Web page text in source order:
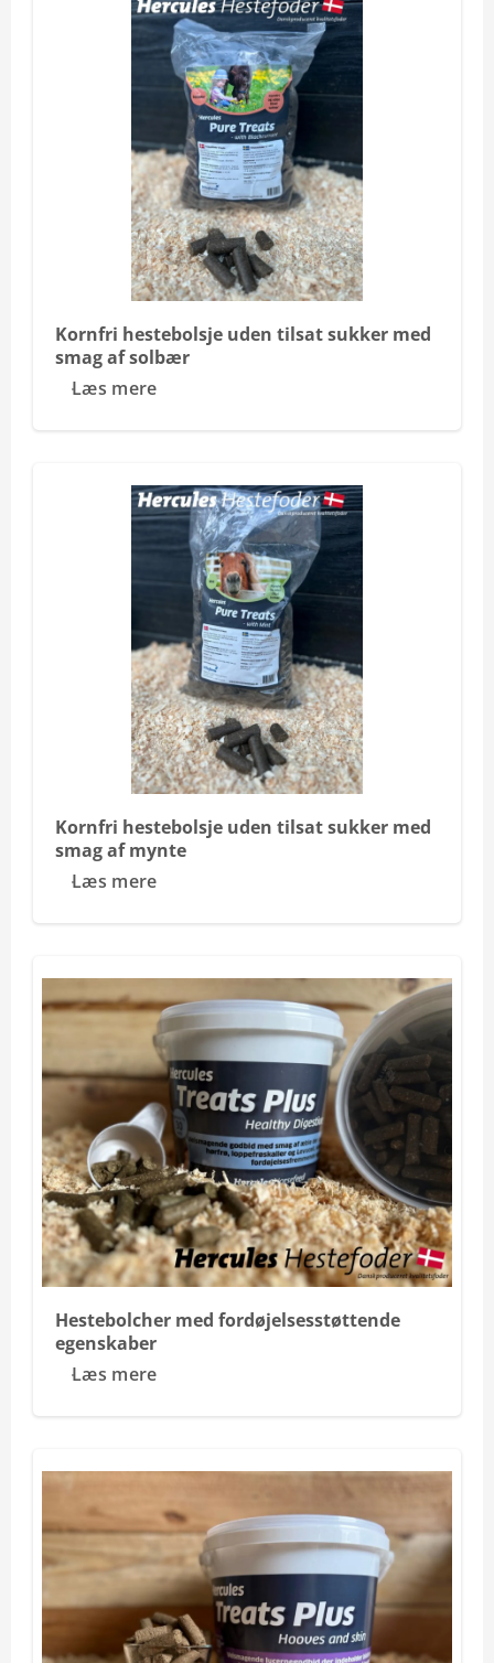
Kornfri hestebolsje uden tilsat sukker med
smag af solbær
Læs mere
Kornfri hestebolsje uden tilsat sukker med
smag af mynte
Læs mere
Hestebolcher med fordøjelsesstøttende
egenskaber
Læs mere